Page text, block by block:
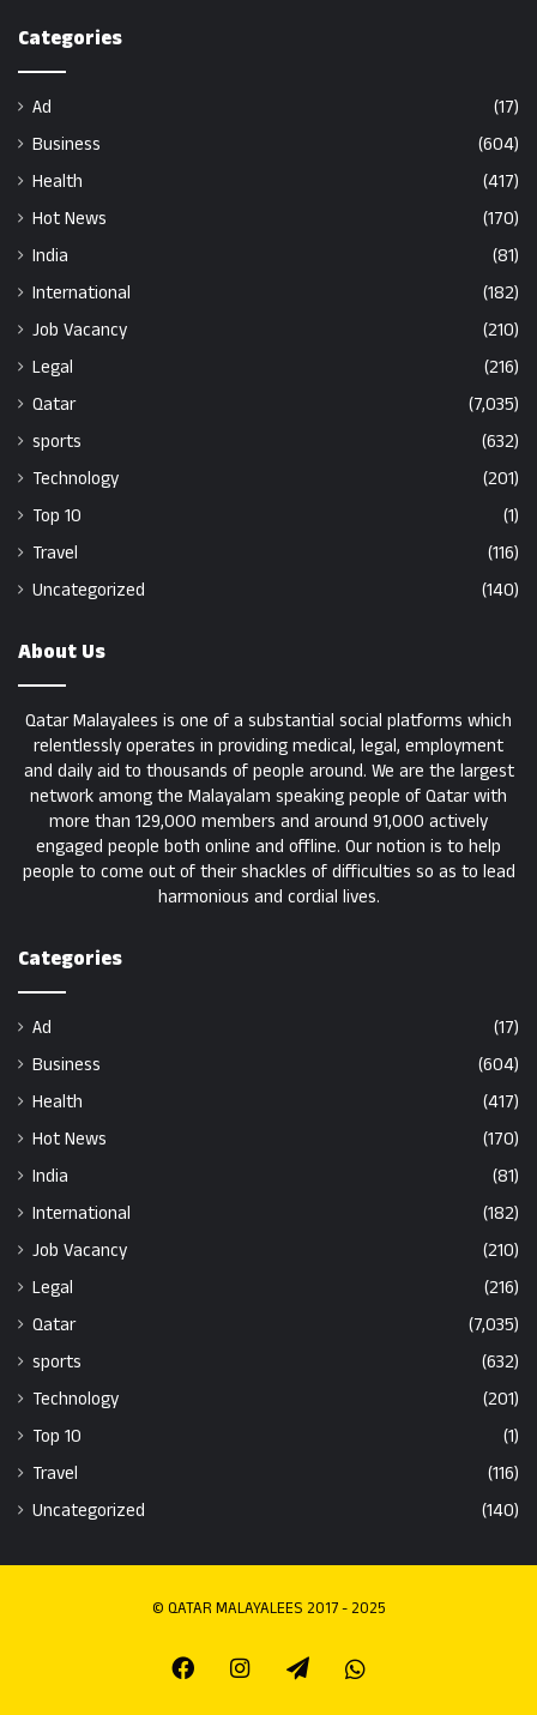
Categories
Ad
(17)
Business
(604)
Health
(417)
Hot News
(170)
India
(81)
International
(182)
Job Vacancy
(210)
Legal
(216)
Qatar
(7,035)
sports
(632)
Technology
(201)
Top 10
(1)
Travel
(116)
Uncategorized
(140)
About Us
Qatar Malayalees is one of a substantial social platforms which
relentlessly operates in providing medical, legal, employment
and daily aid to thousands of people around. We are the largest
network among the Malayalam speaking people of Qatar with
more than 129,000 members and around 91,000 actively
engaged people both online and offline. Our notion is to help
people to come out of their shackles of difficulties so as to lead
harmonious and cordial lives.
Categories
Ad
(17)
Business
(604)
Health
(417)
Hot News
(170)
India
(81)
International
(182)
Job Vacancy
(210)
Legal
(216)
Qatar
(7,035)
sports
(632)
Technology
(201)
Top 10
(1)
Travel
(116)
Uncategorized
(140)
© QATAR MALAYALEES 2017 - 2025
FacebookInstagramTelegramWhatsapp